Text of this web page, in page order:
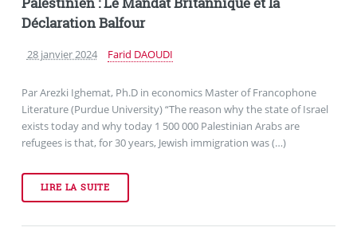
Déclaration Balfour
28 janvier 2024 Farid DAOUDI
Par Arezki Ighemat, Ph.D in economics Master of Francophone
Literature (Purdue University) “The reason why the state of Israel
exists today and why today 1 500 000 Palestinian Arabs are
refugees is that, for 30 years, Jewish immigration was (…)
LIRE LA SUITE